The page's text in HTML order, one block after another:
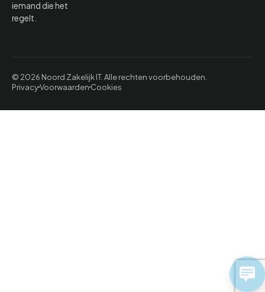
iemand die het
regelt.
© 2026 Noord Zakelijk IT. Alle rechten voorbehouden.
PrivacyVoorwaarden Cookies